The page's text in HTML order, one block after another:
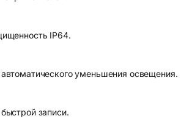
IP64.
уменьшения освещения.
записи.